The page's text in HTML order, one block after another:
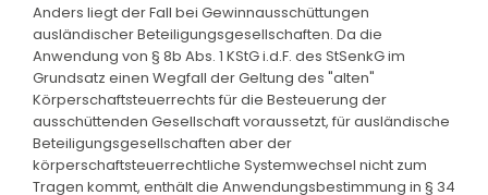
Anders liegt der Fall bei Gewinnausschüttungen
ausländischer Beteiligungsgesellschaften. Da die
Anwendung von § 8b Abs. 1 KStG i.d.F. des StSenkG im
Grundsatz einen Wegfall der Geltung des "alten"
Körperschaftsteuerrechts für die Besteuerung der
ausschüttenden Gesellschaft voraussetzt, für ausländische
Beteiligungsgesellschaften aber der
körperschaftsteuerrechtliche Systemwechsel nicht zum
Tragen kommt, enthält die Anwendungsbestimmung in § 34